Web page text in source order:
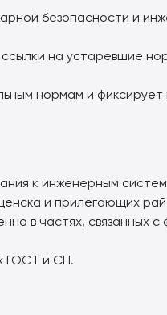
безопасности и
на устаревшие
нормам и
к инженерным
и прилегающих
в частях, связанных
ГОСТ и СП.